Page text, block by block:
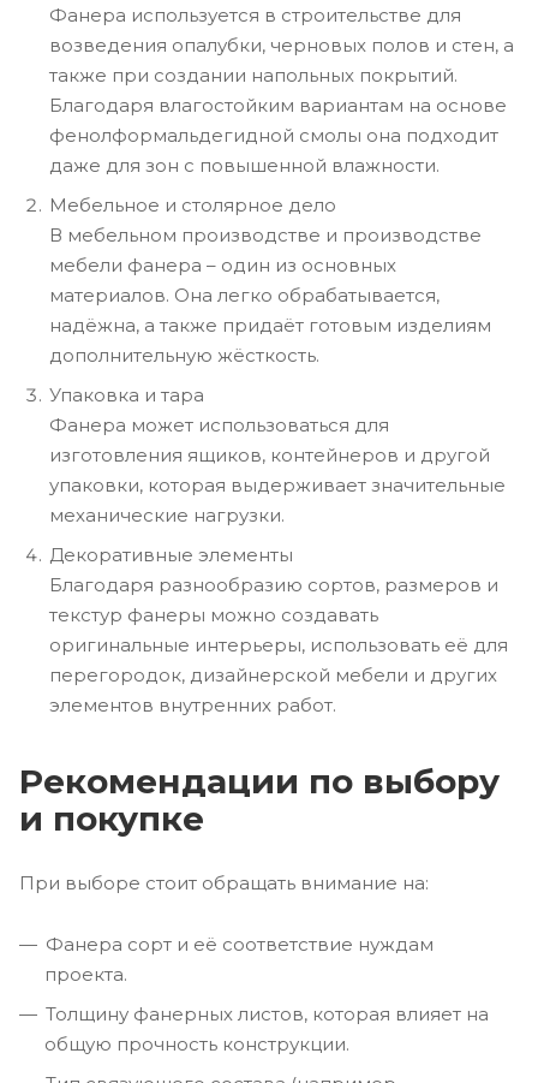
Фанера используется в строительстве для
возведения опалубки, черновых полов и стен, а
также при создании напольных покрытий.
Благодаря влагостойким вариантам на основе
фенолформальдегидной смолы она подходит
даже для зон с повышенной влажности.
Мебельное и столярное дело
В мебельном производстве и производстве
мебели фанера – один из основных
материалов. Она легко обрабатывается,
надёжна, а также придаёт готовым изделиям
дополнительную жёсткость.
Упаковка и тара
Фанера может использоваться для
изготовления ящиков, контейнеров и другой
упаковки, которая выдерживает значительные
механические нагрузки.
Декоративные элементы
Благодаря разнообразию сортов, размеров и
текстур фанеры можно создавать
оригинальные интерьеры, использовать её для
перегородок, дизайнерской мебели и других
элементов внутренних работ.
Рекомендации по выбору
и покупке
При выборе стоит обращать внимание на:
Фанера сорт и её соответствие нуждам
проекта.
Толщину фанерных листов, которая влияет на
общую прочность конструкции.